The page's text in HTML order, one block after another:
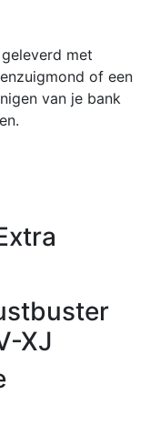
met
of een
van je bank
XJ